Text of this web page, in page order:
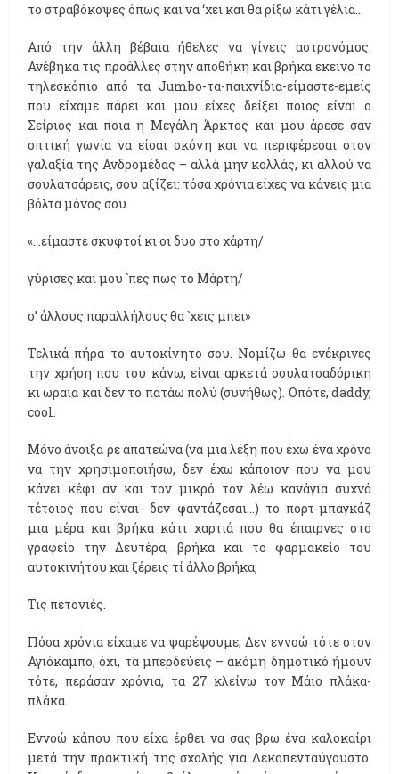
το στραβόκοψες όπως και να ‘χει και θα ρίξω κάτι γέλια...
Από την άλλη βέβαια ήθελες να γίνεις αστρονόμος.
Ανέβηκα τις προάλλες στην αποθήκη και βρήκα εκείνο το
τηλεσκόπιο από τα Jumbo-τα-παιχνίδια-είμαστε-εμείς
που είχαμε πάρει και μου είχες δείξει ποιος είναι ο
Σείριος και ποια η Μεγάλη Άρκτος και μου άρεσε σαν
οπτική γωνία να είσαι σκόνη και να περιφέρεσαι στον
γαλαξία της Ανδρομέδας – αλλά μην κολλάς, κι αλλού να
σουλατσάρεις, σου αξίζει: τόσα χρόνια είχες να κάνεις μια
βόλτα μόνος σου.
«...είμαστε σκυφτοί κι οι δυο στο χάρτη/
γύρισες και μου `πες πως το Μάρτη/
σ’ άλλους παραλλήλους θα `χεις μπει»
Τελικά πήρα το αυτοκίνητο σου. Νομίζω θα ενέκρινες
την χρήση που του κάνω, είναι αρκετά σουλατσαδόρικη
κι ωραία και δεν το πατάω πολύ (συνήθως). Οπότε, daddy,
cool.
Μόνο άνοιξα ρε απατεώνα (να μια λέξη που έχω ένα χρόνο
να την χρησιμοποιήσω, δεν έχω κάποιον που να μου
κάνει κέφι αν και τον μικρό τον λέω κανάγια συχνά
τέτοιος που είναι- δεν φαντάζεσαι...) το πορτ-μπαγκάζ
μια μέρα και βρήκα κάτι χαρτιά που θα έπαιρνες στο
γραφείο την Δευτέρα, βρήκα και το φαρμακείο του
αυτοκινήτου και ξέρεις τί άλλο βρήκα;
Τις πετονιές.
Πόσα χρόνια είχαμε να ψαρέψουμε; Δεν εννοώ τότε στον
Αγιόκαμπο, όχι, τα μπερδεύεις – ακόμη δημοτικό ήμουν
τότε, περάσαν χρόνια, τα 27 κλείνω τον Μάιο πλάκα-
πλάκα.
Εννοώ κάπου που είχα έρθει να σας βρω ένα καλοκαίρι
μετά την πρακτική της σχολής για Δεκαπενταύγουστο.